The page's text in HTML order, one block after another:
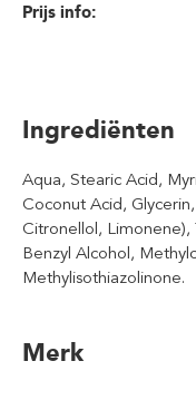
Prijs info:
Ingrediënten
Aqua, Stearic Acid,
Coconut Acid,
Citronellol,
Benzyl Alcohol,
Methylisothiazolinone.
Merk